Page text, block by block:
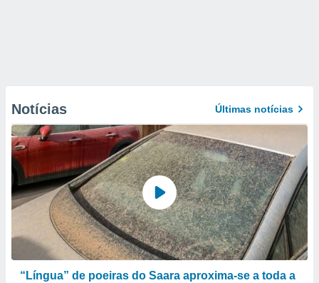
Notícias Últimas notícias
“Língua” de poeiras do Saara aproxima-se a toda a